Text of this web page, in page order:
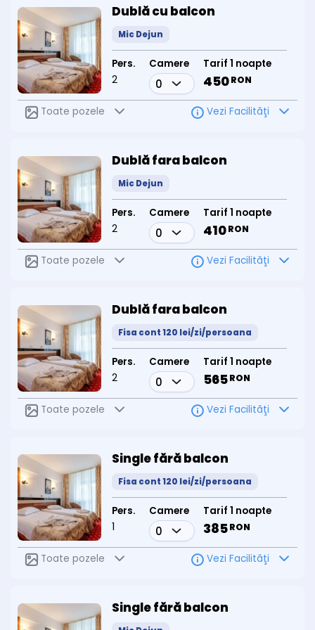
Național Cozia.
Adresă : Șoseaua Calea lui Traian nr. 559, Călimănești-Căciulata
Rezervări online
www.directromania.ro
Telefon: 0743 807 678
Dublă cu balcon
Mic Dejun
Pers.
2
Camere Tarif 1 noapte
450RON
Toate pozele Vezi Facilităţi
Dublă fara balcon
Mic Dejun
Pers.
2
Camere Tarif 1 noapte
410RON
Toate pozele Vezi Facilităţi
Dublă fara balcon
Fisa cont 120 lei/zi/persoana
Pers.
2
Camere Tarif 1 noapte
565RON
Toate pozele Vezi Facilităţi
Single fără balcon
Fisa cont 120 lei/zi/persoana
Pers.
1
Camere Tarif 1 noapte
385RON
Toate pozele Vezi Facilităţi
Single fără balcon